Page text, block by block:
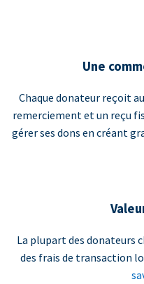
Une
Chaque donateur reçoit
remerciement et un reçu
gérer ses dons en créant
La plupart des donateurs
des frais de transaction